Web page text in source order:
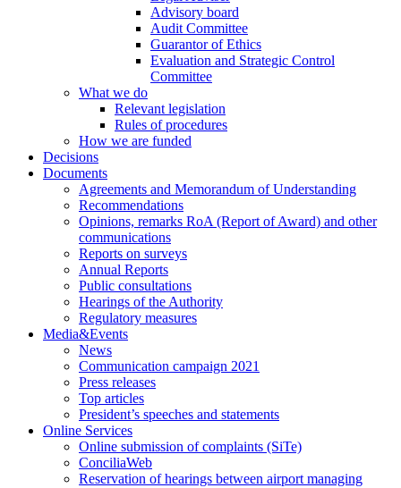
Advisory board
Audit Committee
Guarantor of Ethics
Evaluation and Strategic Control
Committee
What we do
Relevant legislation
Rules of procedures
How we are funded
Decisions
Documents
Agreements and Memorandum of Understanding
Recommendations
Opinions, remarks RoA (Report of Award) and other
communications
Reports on surveys
Annual Reports
Public consultations
Hearings of the Authority
Regulatory measures
Media&Events
News
Communication campaign 2021
Press releases
Top articles
President’s speeches and statements
Online Services
Online submission of complaints (SiTe)
ConciliaWeb
Reservation of hearings between airport managing